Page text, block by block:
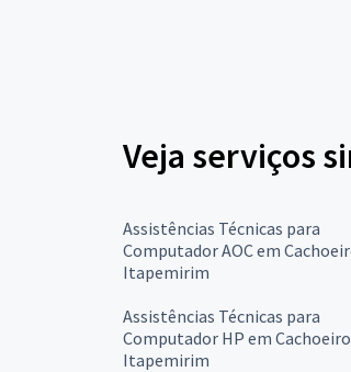
Veja serviços
Assistências Técnicas para
Computador AOC em
Itapemirim
Assistências Técnicas para
Computador HP em
Itapemirim